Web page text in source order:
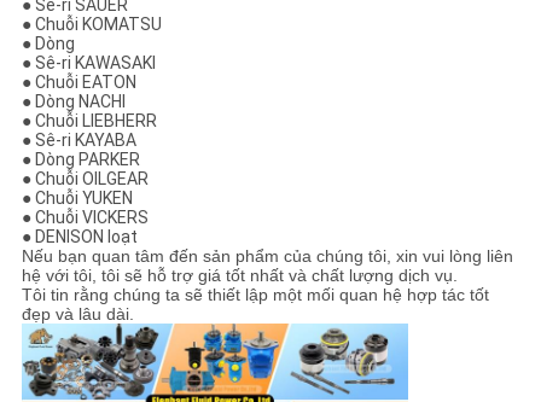
● Sê-ri SAUER
● Chuỗi KOMATSU
● Dòng
● Sê-ri KAWASAKI
● Chuỗi EATON
● Dòng NACHI
● Chuỗi LIEBHERR
● Sê-ri KAYABA
● Dòng PARKER
● Chuỗi OILGEAR
● Chuỗi YUKEN
● Chuỗi VICKERS
● DENISON loạt
Nếu bạn quan tâm đến sản phẩm của chúng tôi, xin vui lòng liên
hệ với tôi, tôi sẽ hỗ trợ giá tốt nhất và chất lượng dịch vụ.
Tôi tin rằng chúng ta sẽ thiết lập một mối quan hệ hợp tác tốt
đẹp và lâu dài.